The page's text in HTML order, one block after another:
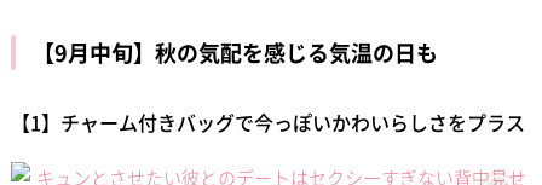
【9月中旬】秋の気配を感じる気温の日も
【1】チャーム付きバッグで今っぽいかわいらしさをプラス